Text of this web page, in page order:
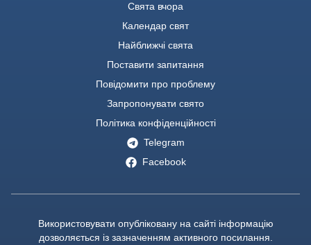
Свята вчора
Календар свят
Найближчі свята
Поставити запитання
Повідомити про проблему
Запропонувати свято
Політика конфіденційності
Telegram
Facebook
Використовувати опубліковану на сайті інформацію
дозволяється із зазначенням активного посилання.